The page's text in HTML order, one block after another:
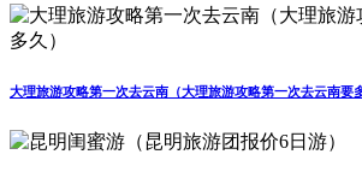
大理旅游攻略第一次去云南（大理旅游攻略第一次去云南要